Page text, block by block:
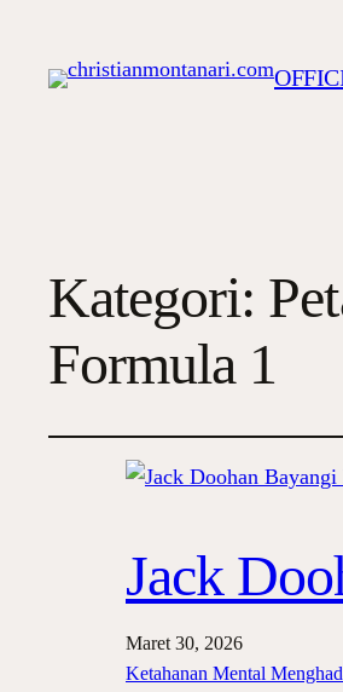
Kategori:
Formula 1
Jack
Maret 30, 2026
Ketahanan Mental